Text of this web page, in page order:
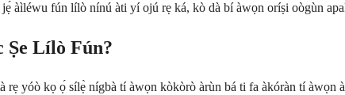
àìléwu fún lílò nínú àti yí ojú rẹ ká, kò dà bí àwọn oríṣi oògùn
Lílò Fún?
yóò kọ ọ́ sílẹ̀ nígbà tí àwọn kòkòrò àrùn bá ti fa àkóràn tí àwọn